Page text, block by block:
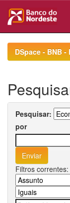
navigationDSpace - BNB
Pesquisar:
por
Filtros correntes: